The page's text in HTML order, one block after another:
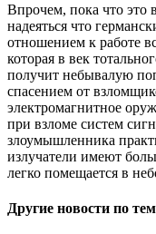
Впрочем, пока что это
надеяться что
отношением к работе
которая в век
получит небывалую
спасением от
электромагнитное
при взломе систем
злоумышленника
излучатели имеют
легко помещается в
Другие новости по